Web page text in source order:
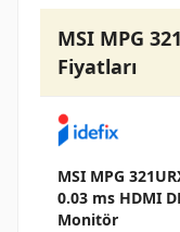
MSI MPG
Fiyatları
MSI MPG
0.03 ms HDMI
Monitör